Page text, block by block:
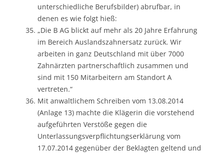
unterschiedliche Berufsbilder) abrufbar, in
denen es wie folgt hieß:
„Die B AG blickt auf mehr als 20 Jahre Erfahrung
im Bereich Auslandszahnersatz zurück. Wir
arbeiten in ganz Deutschland mit über 7000
Zahnärzten partnerschaftlich zusammen und
sind mit 150 Mitarbeitern am Standort A
vertreten.“
Mit anwaltlichem Schreiben vom 13.08.2014
(Anlage 13) machte die Klägerin die vorstehend
aufgeführten Verstöße gegen die
Unterlassungsverpflichtungserklärung vom
17.07.2014 gegenüber der Beklagten geltend und